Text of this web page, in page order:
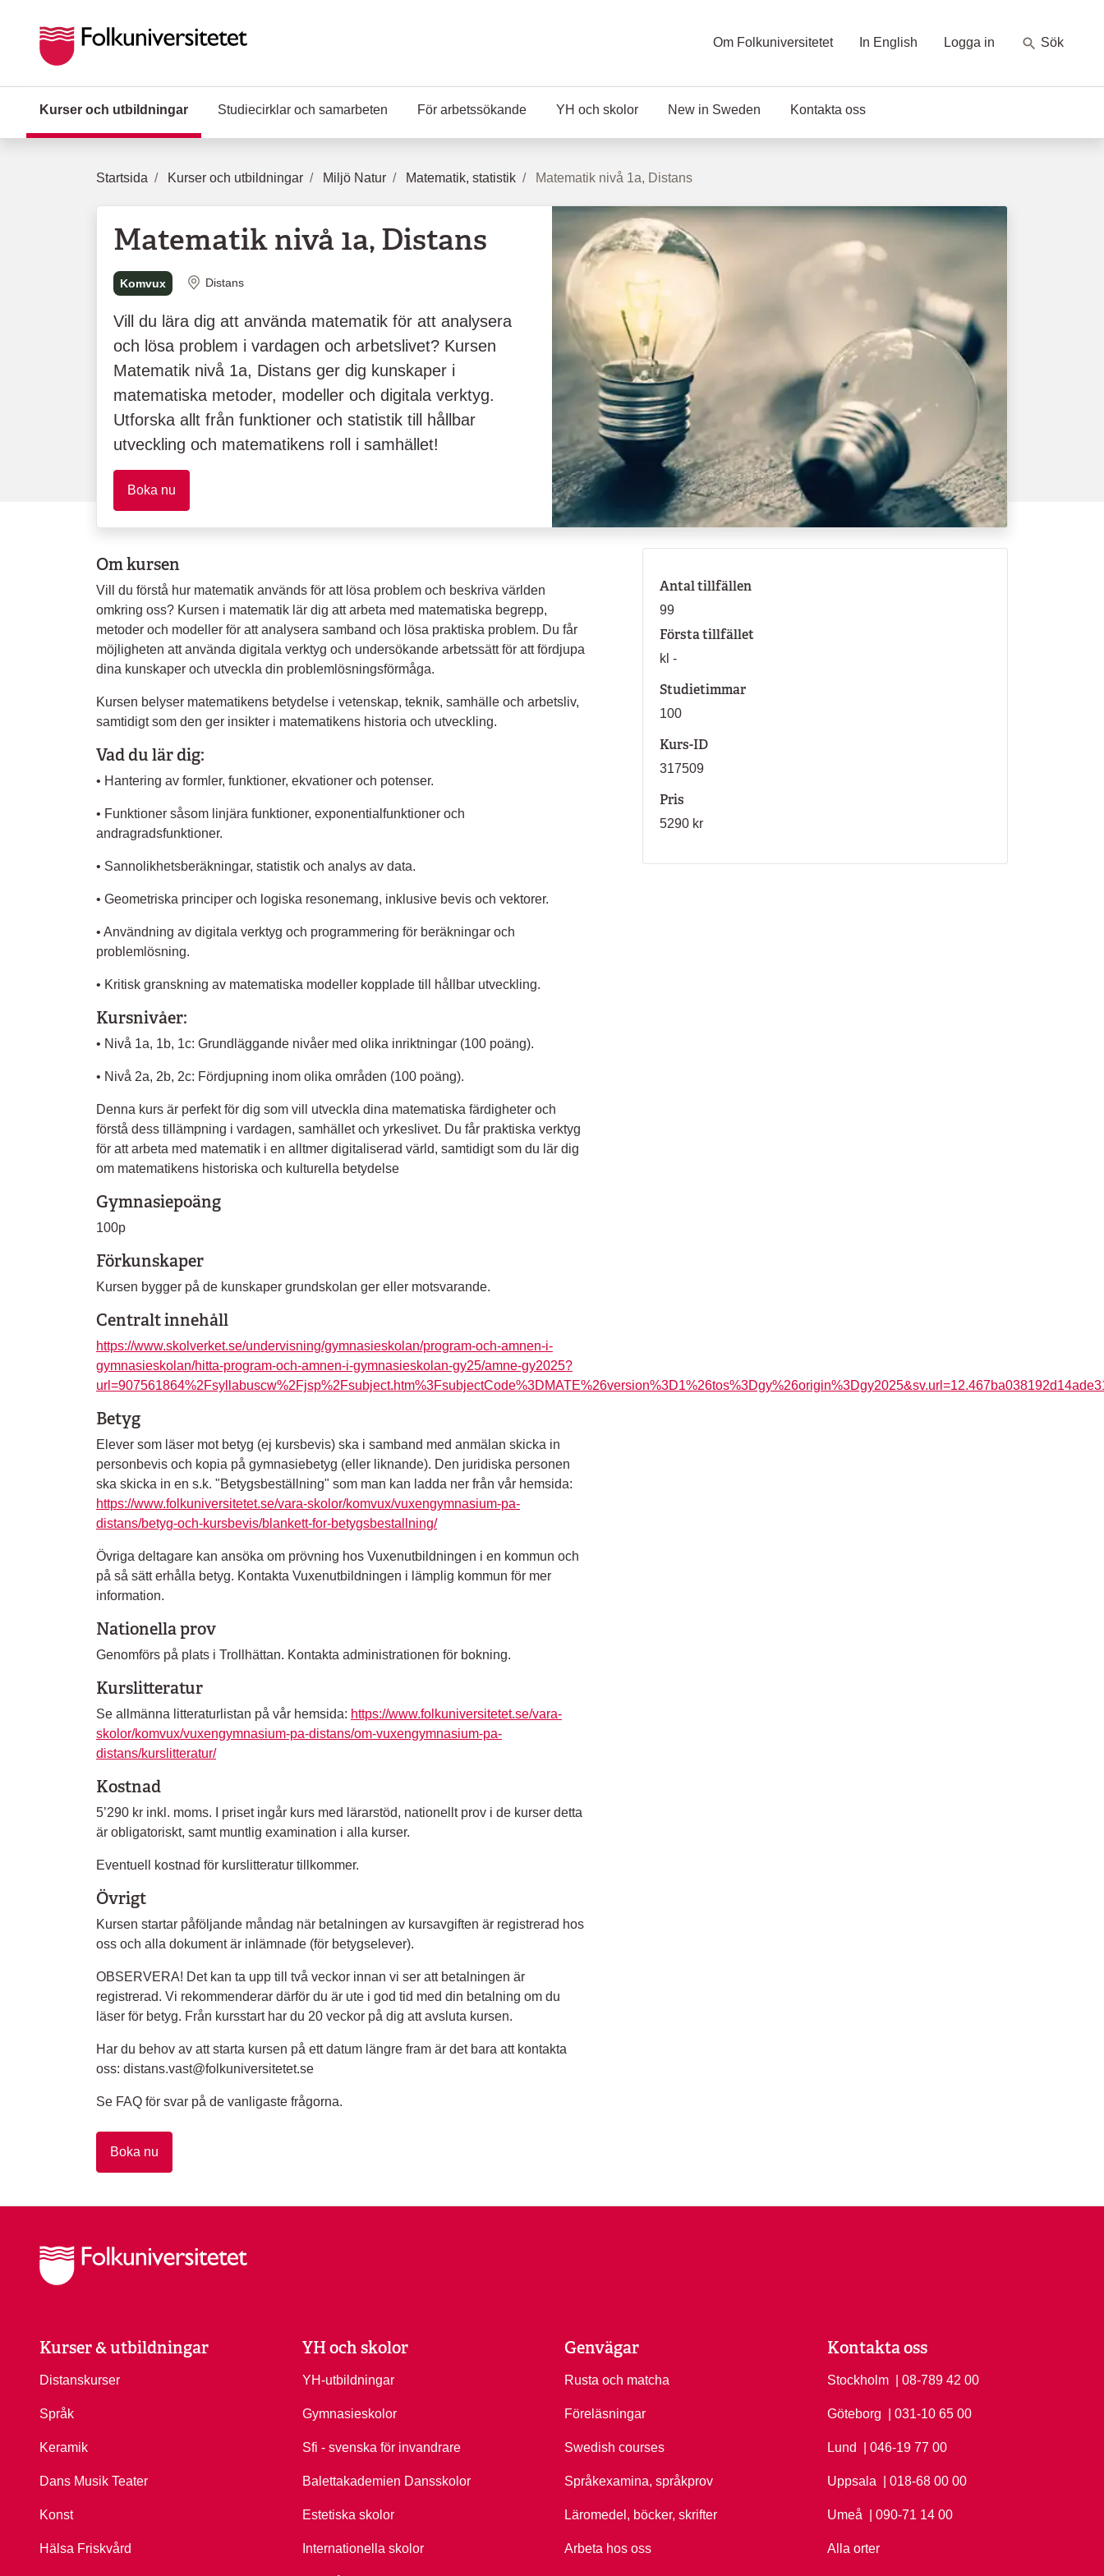
Om Folkuniversitetet In English Logga in Sök
Kurser och utbildningar (Aktuell sida)
Studiecirklar och samarbeten För arbetssökande YH och skolor New in Sweden Kontakta oss
Startsida Kurser och utbildningar Miljö Natur Matematik, statistik Matematik nivå 1a, Distans
Matematik nivå 1a, Distans
Komvux Plats
Distans
Vill du lära dig att använda matematik för att analysera
och lösa problem i vardagen och arbetslivet? Kursen
Matematik nivå 1a, Distans ger dig kunskaper i
matematiska metoder, modeller och digitala verktyg.
Utforska allt från funktioner och statistik till hållbar
utveckling och matematikens roll i samhället!
Boka nu
Om kursen
Vill du förstå hur matematik används för att lösa problem och beskriva världen
omkring oss? Kursen i matematik lär dig att arbeta med matematiska begrepp,
metoder och modeller för att analysera samband och lösa praktiska problem. Du får
möjligheten att använda digitala verktyg och undersökande arbetssätt för att fördjupa
dina kunskaper och utveckla din problemlösningsförmåga.
Kursen belyser matematikens betydelse i vetenskap, teknik, samhälle och arbetsliv,
samtidigt som den ger insikter i matematikens historia och utveckling.
Vad du lär dig:
• Hantering av formler, funktioner, ekvationer och potenser.
• Funktioner såsom linjära funktioner, exponentialfunktioner och
andragradsfunktioner.
• Sannolikhetsberäkningar, statistik och analys av data.
• Geometriska principer och logiska resonemang, inklusive bevis och vektorer.
• Användning av digitala verktyg och programmering för beräkningar och
problemlösning.
• Kritisk granskning av matematiska modeller kopplade till hållbar utveckling.
Kursnivåer:
• Nivå 1a, 1b, 1c: Grundläggande nivåer med olika inriktningar (100 poäng).
• Nivå 2a, 2b, 2c: Fördjupning inom olika områden (100 poäng).
Denna kurs är perfekt för dig som vill utveckla dina matematiska färdigheter och
förstå dess tillämpning i vardagen, samhället och yrkeslivet. Du får praktiska verktyg
för att arbeta med matematik i en alltmer digitaliserad värld, samtidigt som du lär dig
om matematikens historiska och kulturella betydelse
Gymnasiepoäng
100p
Förkunskaper
Kursen bygger på de kunskaper grundskolan ger eller motsvarande.
Centralt innehåll
https://www.skolverket.se/undervisning/gymnasieskolan/program-och-amnen-i-
gymnasieskolan/hitta-program-och-amnen-i-gymnasieskolan-gy25/amne-gy2025?
Betyg
Elever som läser mot betyg (ej kursbevis) ska i samband med anmälan skicka in
personbevis och kopia på gymnasiebetyg (eller liknande). Den juridiska personen
ska skicka in en s.k. "Betygsbeställning" som man kan ladda ner från vår hemsida:
https://www.folkuniversitetet.se/vara-skolor/komvux/vuxengymnasium-pa-
distans/betyg-och-kursbevis/blankett-for-betygsbestallning/
Övriga deltagare kan ansöka om prövning hos Vuxenutbildningen i en kommun och
på så sätt erhålla betyg. Kontakta Vuxenutbildningen i lämplig kommun för mer
information.
Nationella prov
Genomförs på plats i Trollhättan. Kontakta administrationen för bokning.
Kurslitteratur
Se allmänna litteraturlistan på vår hemsida: https://www.folkuniversitetet.se/vara-
skolor/komvux/vuxengymnasium-pa-distans/om-vuxengymnasium-pa-
distans/kurslitteratur/
Kostnad
5’290 kr inkl. moms. I priset ingår kurs med lärarstöd, nationellt prov i de kurser detta
är obligatoriskt, samt muntlig examination i alla kurser.
Eventuell kostnad för kurslitteratur tillkommer.
Övrigt
Kursen startar påföljande måndag när betalningen av kursavgiften är registrerad hos
oss och alla dokument är inlämnade (för betygselever).
OBSERVERA! Det kan ta upp till två veckor innan vi ser att betalningen är
registrerad. Vi rekommenderar därför du är ute i god tid med din betalning om du
läser för betyg. Från kursstart har du 20 veckor på dig att avsluta kursen.
Har du behov av att starta kursen på ett datum längre fram är det bara att kontakta
oss: distans.vast@folkuniversitetet.se
Se FAQ för svar på de vanligaste frågorna.
Boka nu
Antal tillfällen
99
Första tillfället
kl -
Studietimmar
100
Kurs-ID
317509
Pris
5290 kr
Kurser & utbildningar
Distanskurser
Språk
Keramik
Dans Musik Teater
Konst
Hälsa Friskvård
YH och skolor
YH-utbildningar
Gymnasieskolor
Sfi - svenska för invandrare
Balettakademien Dansskolor
Estetiska skolor
Internationella skolor
Genvägar
Rusta och matcha
Föreläsningar
Swedish courses
Språkexamina, språkprov
Läromedel, böcker, skrifter
Arbeta hos oss
Kontakta oss
Stockholm Ring Stockholm på
| 08-789 42 00
Göteborg Ring Göteborg på
| 031-10 65 00
Lund Ring Lund på
| 046-19 77 00
Uppsala Ring Uppsala på
| 018-68 00 00
Umeå Ring Umeå på
| 090-71 14 00
Alla orter